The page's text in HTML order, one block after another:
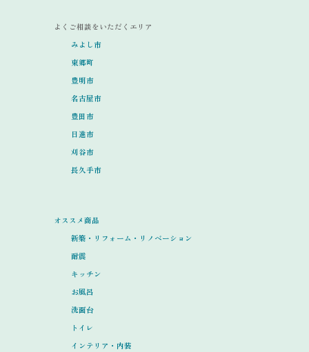
よくご相談をいただくエリア
みよし市
東郷町
豊明市
名古屋市
豊田市
日進市
刈谷市
長久手市
オススメ商品
新築・リフォーム・リノベーション
耐震
キッチン
お風呂
洗面台
トイレ
インテリア・内装